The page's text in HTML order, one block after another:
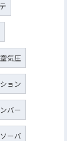
空気圧
ョン
バー
ーバ